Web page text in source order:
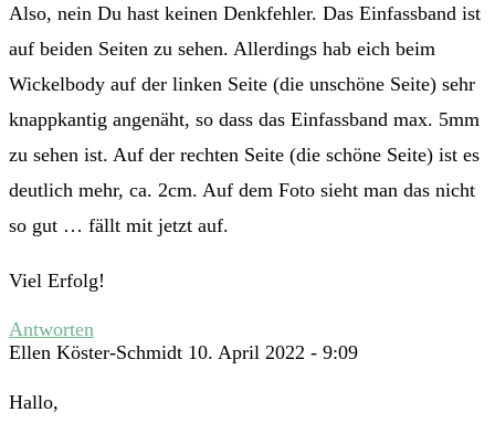
Also, nein Du hast keinen Denkfehler. Das Einfassband ist
auf beiden Seiten zu sehen. Allerdings hab eich beim
Wickelbody auf der linken Seite (die unschöne Seite) sehr
knappkantig angenäht, so dass das Einfassband max. 5mm
zu sehen ist. Auf der rechten Seite (die schöne Seite) ist es
deutlich mehr, ca. 2cm. Auf dem Foto sieht man das nicht
so gut … fällt mit jetzt auf.
Viel Erfolg!
Antworten
Ellen Köster-Schmidt 10. April 2022 - 9:09
Hallo,